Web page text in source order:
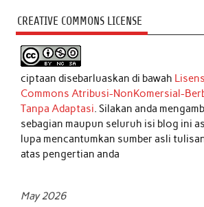
CREATIVE COMMONS LICENSE
ciptaan disebarluaskan di bawah
Commons Atribusi-NonKomersial-
Tanpa Adaptasi. Silakan anda
sebagian maupun seluruh isi blog ini
lupa mencantumkan sumber asli
atas pengertian anda
May 2026